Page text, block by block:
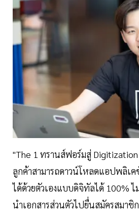
"The 1 ทรานส์ฟอร์มสู่
ลูกค้าสามารถดาวน์โหลดแอปพลิเ
ได้ด้วยตัวเองแบบดิจิทัลได้ 100% ไ
นำเอกสารส่วนตัวไปยื่นสมัครสมาชิ